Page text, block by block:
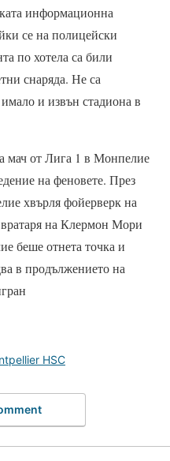
информационна
се на полицейски
по хотела са били
снаряда. Не са
и извън стадиона в
мач от Лига 1 в Монпелие
на феновете. През
хвърля фойерверк на
вратаря на Клермон Мори
беше отнета точка и
в продължението на
HSC